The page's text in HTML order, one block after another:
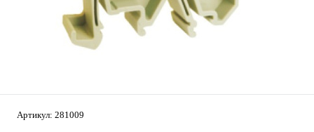
Артикул: 281009